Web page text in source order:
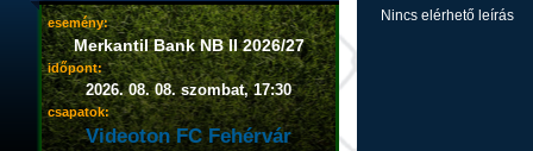
esemény:
Merkantil Bank NB II 2026/27
időpont:
2026. 08. 08. szombat, 17:30
csapatok:
Videoton FC Fehérvár
Nincs elérhető leírás